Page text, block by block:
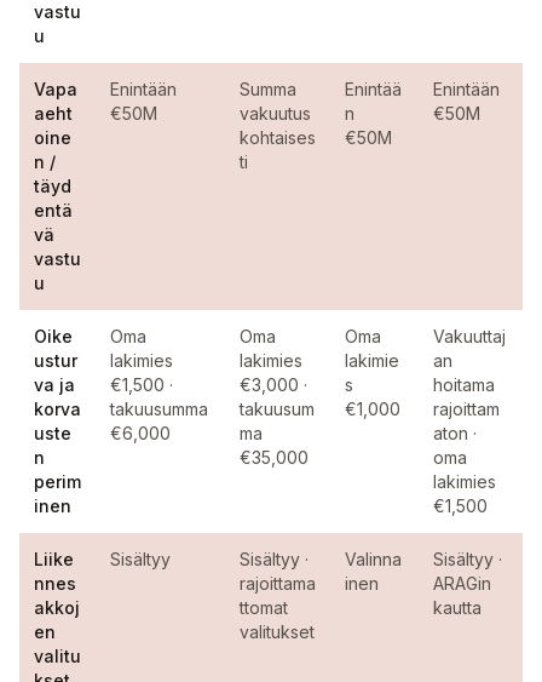
vastu
u
Vapa
aeht
oine
n /
täyd
entä
vä
vastu
u
Enintään
€50M
Summa
vakuutus
kohtaises
ti
Enintää
n
€50M
Enintään
€50M
Oike
ustur
va ja
korva
uste
n
perim
inen
Oma
lakimies
€1,500 ·
takuusumma
€6,000
Oma
lakimies
€3,000 ·
takuusum
ma
€35,000
Oma
lakimie
s
€1,000
Vakuuttaj
an
hoitama
rajoittam
aton ·
oma
lakimies
€1,500
Liike
nnes
akkoj
en
valitu
Sisältyy
Sisältyy ·
rajoittama
ttomat
valitukset
Valinna
inen
Sisältyy ·
ARAGin
kautta